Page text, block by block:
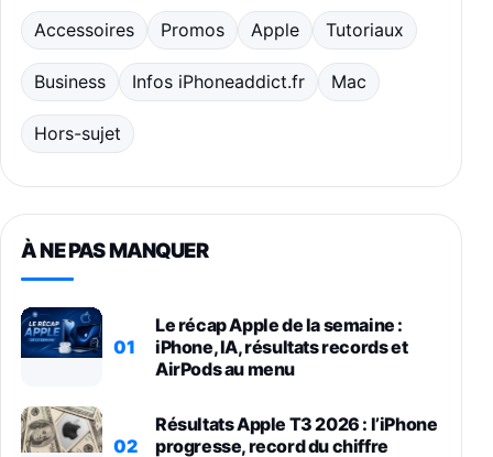
Accessoires Promos Apple Tutoriaux
Business Infos iPhoneaddict.fr Mac
Hors-sujet
À NE PAS MANQUER
01
Le récap Apple de la semaine :
iPhone, IA, résultats records et
AirPods au menu
02
Résultats Apple T3 2026 : l’iPhone
progresse, record du chiffre